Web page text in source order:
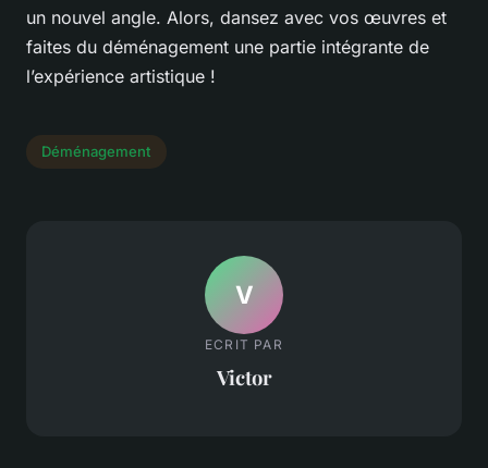
un nouvel angle. Alors, dansez avec vos œuvres et
faites du déménagement une partie intégrante de
l’expérience artistique !
Déménagement
V
ECRIT PAR
Victor